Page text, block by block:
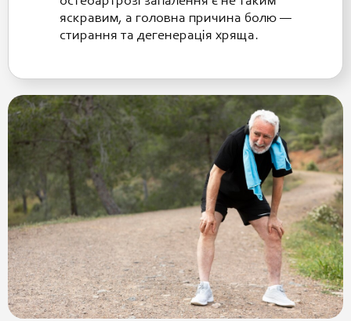
яскравим, а головна причина болю —
стирання та дегенерація хряща.